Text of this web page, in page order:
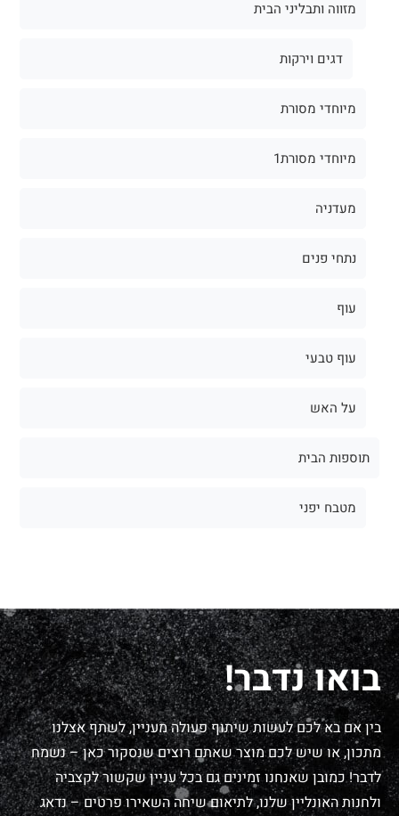
מזווה ותבליני הבית
דגים וירקות
מיוחדי מסורת
מיוחדי מסורת1
מעדניה
נתחי פנים
עוף
עוף טבעי
על האש
תוספות הבית
מטבח יפני
בואו נדבר!
בין אם בא לכם לעשות שיתוף פעולה מעניין, לשתף אצלנו
מתכון, או שיש לכם מוצר שאתם רוצים שנסקור כאן – נשמח
לדבר! כמובן שאנחנו זמינים גם בכל עניין שקשור לקצביה
ולחנות האונליין שלנו, לתיאום שיחה השאירו פרטים – נדאג